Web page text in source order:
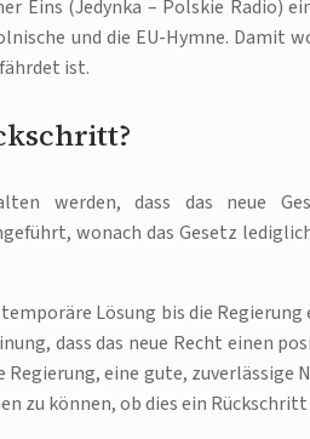
Eins (Jedynka – Polskie Radio)
und die EU-Hymne. Damit
ist.
werden, dass das neue
wonach das Gesetz
Lösung bis die
dass das neue Recht einen
eine gute,
zu können, ob dies ein Rückschritt